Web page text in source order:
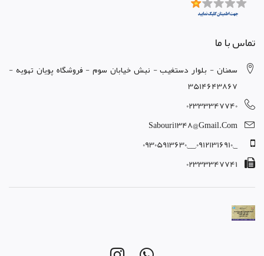
تماس با ما
سمنان - بلوار دستغيب - نبش خيابان سوم - فروشگاه پويان تهويه -
3514643867
02333347740
Sabouri1348@gmail.com
_,09121316910,__,09305913630
02333347741